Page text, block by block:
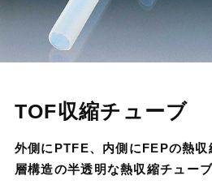
TOF収縮チューブ
外側にPTFE、内側にFEPの熱
層構造の半透明な熱収縮チューブ